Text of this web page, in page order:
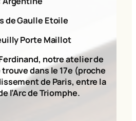
de Gaulle Etoile
Porte Maillot
notre atelier de
dans le 17e (proche
de Paris, entre la
l’Arc de Triomphe.